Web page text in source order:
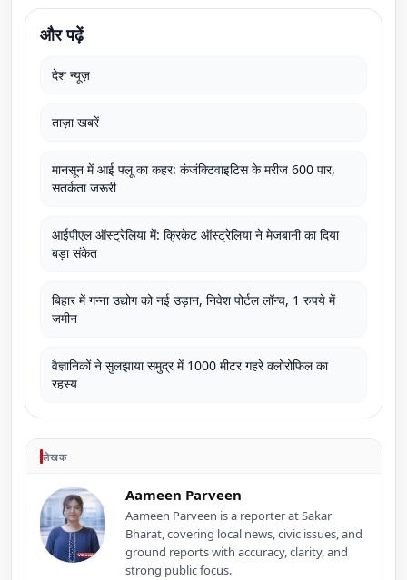
और पढ़ें
देश न्यूज़
ताज़ा खबरें
मानसून में आई फ्लू का कहर: कंजंक्टिवाइटिस के मरीज 600 पार,
सतर्कता जरूरी
आईपीएल ऑस्ट्रेलिया में: क्रिकेट ऑस्ट्रेलिया ने मेजबानी का दिया
बड़ा संकेत
बिहार में गन्ना उद्योग को नई उड़ान, निवेश पोर्टल लॉन्च, 1 रुपये में
जमीन
वैज्ञानिकों ने सुलझाया समुद्र में 1000 मीटर गहरे क्लोरोफिल का
रहस्य
लेखक
Aameen Parveen
Aameen Parveen is a reporter at Sakar
Bharat, covering local news, civic issues, and
ground reports with accuracy, clarity, and
strong public focus.